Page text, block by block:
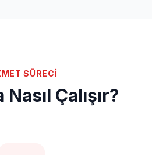
SÜRECİ
Çalışır?